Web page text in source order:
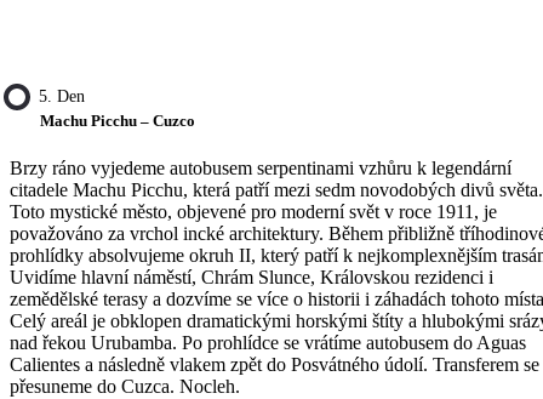
5. Den
Machu Picchu – Cuzco
Brzy ráno vyjedeme autobusem serpentinami vzhůru k legendární
citadele Machu Picchu, která patří mezi sedm novodobých divů světa.
Toto mystické město, objevené pro moderní svět v roce 1911, je
považováno za vrchol incké architektury. Během přibližně
prohlídky absolvujeme okruh II, který patří k nejkomplexnějším
Uvidíme hlavní náměstí, Chrám Slunce, Královskou rezidenci i
zemědělské terasy a dozvíme se více o historii i záhadách tohoto
Celý areál je obklopen dramatickými horskými štíty a hlubokými
nad řekou Urubamba. Po prohlídce se vrátíme autobusem do Aguas
Calientes a následně vlakem zpět do Posvátného údolí. Transferem se
přesuneme do Cuzca. Nocleh.